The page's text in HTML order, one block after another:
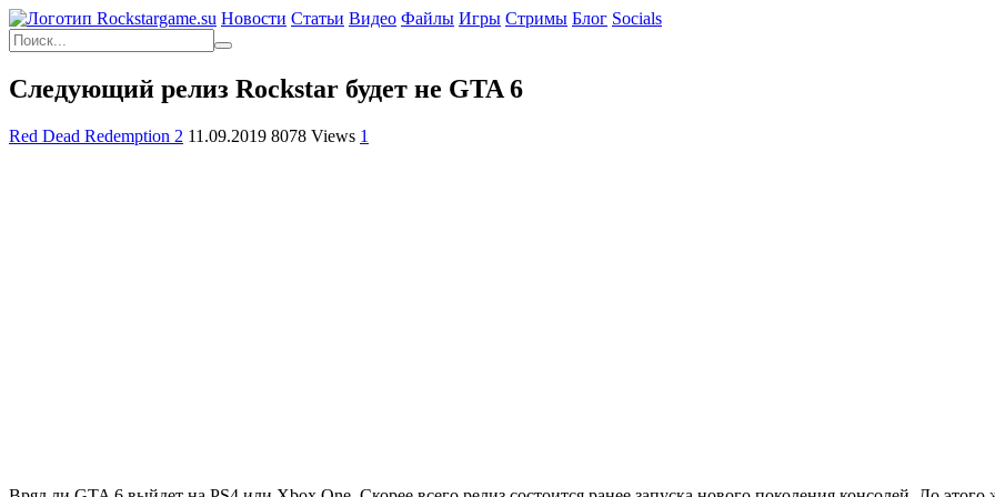
Новости Статьи Видео Файлы Игры Cтримы Блог Socials
Следующий релиз Rockstar будет не GTA 6
Red Dead Redemption 2 11.09.2019 8078 Views 1